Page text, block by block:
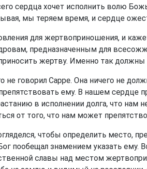
сердца хочет исполнить волю
мы теряем время, и сердце
для жертвоприношения, и
предназначенным для
жертву. Именно так
не говорил Сарре. Она ничего не
ему. В нашем сердце
в исполнении долга, что нам
от того, что нам может
чтобы определить место,
пообещал знамением указать ему.
славы над местом